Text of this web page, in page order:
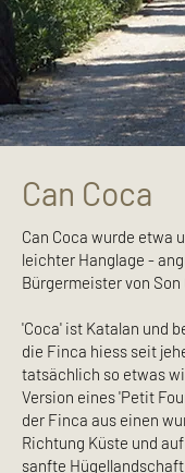
Can Coca
Can Coca wurde etwa
leichter Hanglage -
Bürgermeister von
'Coca' ist Katalan und
die Finca hiess seit
tatsächlich so etwas
Version eines 'Petit
der Finca aus einen
Richtung Küste und
sanfte